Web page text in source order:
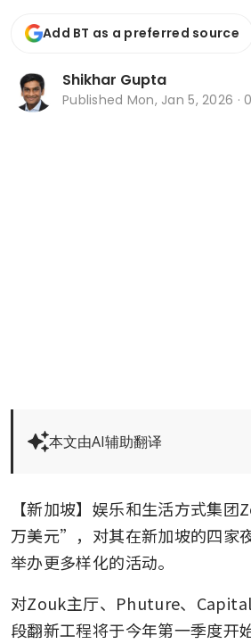
Add BT as a preferred source
Shikhar Gupta
Published Mon, Jan 5, 2026 ·
本文由AI辅助翻译
【新加坡】娱乐和生活方式集
万美元”，对其在新加坡的四家
举办更多样化的活动。
对Zouk主厅、Phuture、
段翻新工程将于今年第一季度开